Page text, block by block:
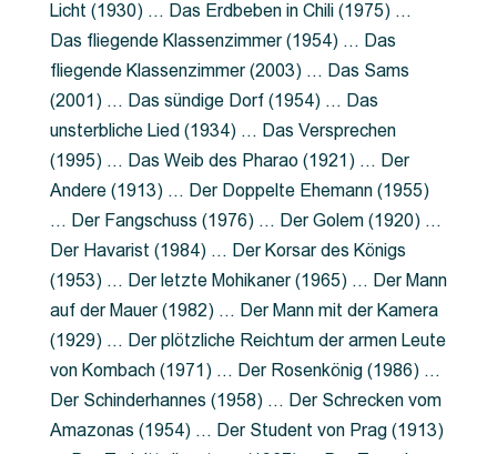
Licht (1930) … Das Erdbeben in Chili (1975) …
Das fliegende Klassenzimmer (1954) … Das
fliegende Klassenzimmer (2003) … Das Sams
(2001) … Das sündige Dorf (1954) … Das
unsterbliche Lied (1934) … Das Versprechen
(1995) … Das Weib des Pharao (1921) … Der
Andere (1913) … Der Doppelte Ehemann (1955)
… Der Fangschuss (1976) … Der Golem (1920) …
Der Havarist (1984) … Der Korsar des Königs
(1953) … Der letzte Mohikaner (1965) … Der Mann
auf der Mauer (1982) … Der Mann mit der Kamera
(1929) … Der plötzliche Reichtum der armen Leute
von Kombach (1971) … Der Rosenkönig (1986) …
Der Schinderhannes (1958) … Der Schrecken vom
Amazonas (1954) … Der Student von Prag (1913)